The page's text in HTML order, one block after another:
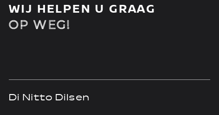
WIJ HELPEN U GRAAG
OP WEG!
Di Nitto Dilsen